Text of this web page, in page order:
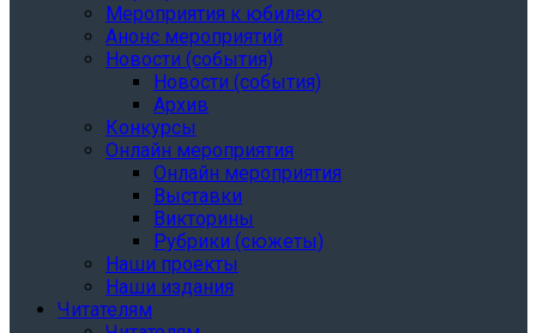
Мероприятия к юбилею
Анонс мероприятий
Новости (события)
Новости (события)
Архив
Конкурсы
Онлайн мероприятия
Онлайн мероприятия
Выставки
Викторины
Рубрики (сюжеты)
Наши проекты
Наши издания
Читателям